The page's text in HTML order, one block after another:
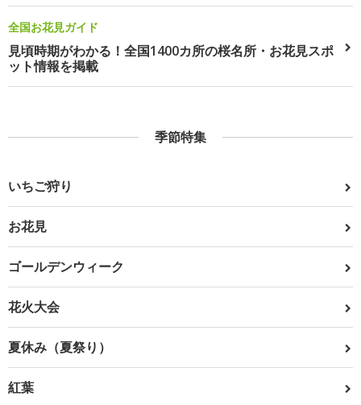
全国お花見ガイド
見頃時期がわかる！全国1400カ所の桜名所・お花見スポ
ット情報を掲載
季節特集
いちご狩り
お花見
ゴールデンウィーク
花火大会
夏休み（夏祭り）
紅葉